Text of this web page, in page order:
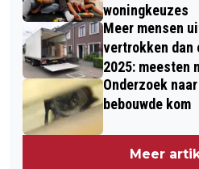
woningkeuzes
Meer mensen
vertrokken dan
2025: meesten
Onderzoek
bebouwde kom
Meer